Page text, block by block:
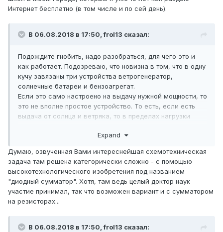
Интернет бесплатно (в том числе и по сей день).
В 06.08.2018 в 17:50,frol13 сказал:
Подождите гнобить, надо разобраться, для чего это и
как работает. Подозреваю, что новизна в том, что в одну
кучу завязаны три устройства ветрогенератор,
солнечные батареи и бензоагрегат.
Если это само настроено на выдачу нужной мощности, то
это не вполне простое устройство. То есть, если есть
выдача от солнца и ветряка, то в пределах нагрузки
если не хватает, включается бензоагрегат, но фишка в
холостом ходу немногим меньше, чем под нагрузкой. И
вся затея становиться лишенной смысла. И как
экономить и добиться сложения мощностей от этих
устройств, тоже не вполне ясно. Или это тупое поделие,
или они что-то придумали. По этому тоскливому
журналистскому описанию понять невозможно, можно
Expand
Думаю, озвученная Вами интереснейшая схемотехническая
задача там решена категорически сложно - с помощью
высокотехнологического изобретения под названием
"диодный сумматор". Хотя, там ведь целый доктор наук
участие принимал, так что возможен вариант и с сумматором
на резисторах...
В 06.08.2018 в 17:50,frol13 сказал: